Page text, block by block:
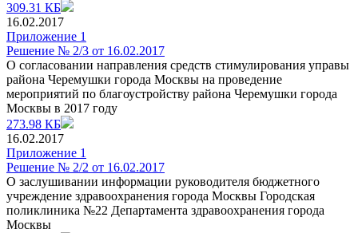
309.31 КБ
16.02.2017
Приложение 1
Решение № 2/3 от 16.02.2017
О согласовании направления средств стимулирования управы
района Черемушки города Москвы на проведение
мероприятий по благоустройству района Черемушки города
Москвы в 2017 году
273.98 КБ
16.02.2017
Приложение 1
Решение № 2/2 от 16.02.2017
О заслушивании информации руководителя бюджетного
учреждение здравоохранения города Москвы Городская
поликлиника №22 Департамента здравоохранения города
Москвы